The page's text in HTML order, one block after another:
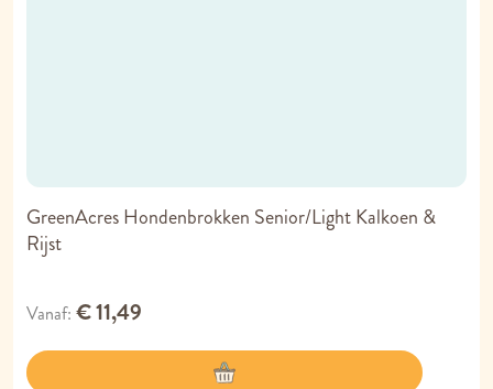
GreenAcres Hondenbrokken Senior/Light Kalkoen &
Rijst
Vanaf € 11,49